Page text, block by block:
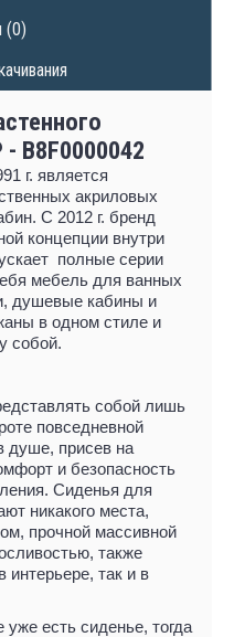
(0)
B8F0000042
г. является
акриловых
С 2012 г. бренд
концепции внутри
полные серии
мебель для ванных
душевые кабины и
в одном стиле и
собой.
собой лишь
повседневной
душе, присев на
и безопасность
Сиденья для
никакого места,
прочной массивной
также
интерьере, так и в
есть сиденье, тогда